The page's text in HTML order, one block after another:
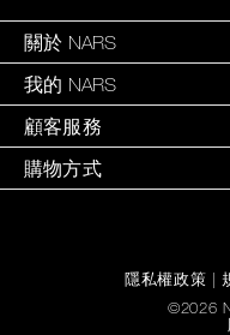
關於 NARS
我的 NARS
顧客服務
購物方式
隱私權政策 |
©2026